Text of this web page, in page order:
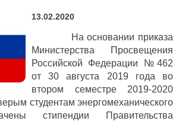
13.02.2020
На основании приказа
Министерства Просвещения
Российской Федерации №462
от 30 августа 2019 года во
втором семестре 2019-2020
студентам энергомеханического
стипендии Правительства